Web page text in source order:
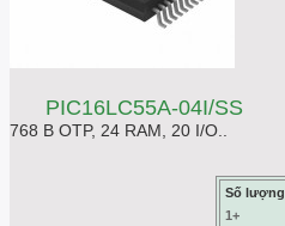
PIC16LC55A-04I/SS
768 B OTP, 24 RAM, 20 I/O..
Số lượng
1+